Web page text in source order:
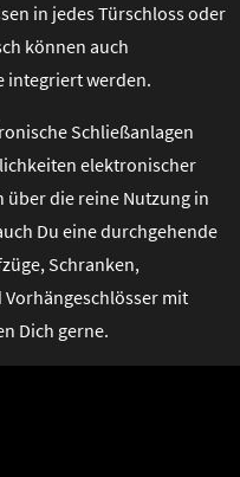
in jedes Türschloss oder
können auch
integriert werden.
Schließanlagen
elektronischer
die reine Nutzung in
Du eine durchgehende
Schranken,
mit
Dich gerne.